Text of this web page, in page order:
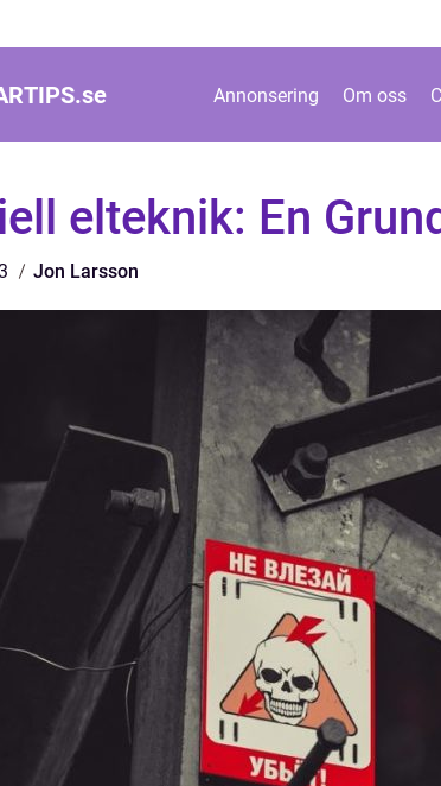
se Annonsering Om oss
elteknik: En
Jon Larsson